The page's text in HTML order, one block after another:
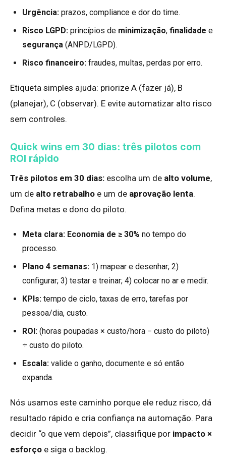
Urgência: prazos, compliance e dor do time.
Risco LGPD: princípios de minimização, finalidade e
segurança (ANPD/LGPD).
Risco financeiro: fraudes, multas, perdas por erro.
Etiqueta simples ajuda: priorize A (fazer já), B
(planejar), C (observar). E evite automatizar alto risco
sem controles.
Quick wins em 30 dias: três pilotos com
ROI rápido
Três pilotos em 30 dias: escolha um de alto volume,
um de alto retrabalho e um de aprovação lenta.
Defina metas e dono do piloto.
Meta clara: Economia de ≥ 30% no tempo do
processo.
Plano 4 semanas: 1) mapear e desenhar; 2)
configurar; 3) testar e treinar; 4) colocar no ar e medir.
KPIs: tempo de ciclo, taxas de erro, tarefas por
pessoa/dia, custo.
ROI: (horas poupadas × custo/hora − custo do piloto)
÷ custo do piloto.
Escala: valide o ganho, documente e só então
expanda.
Nós usamos este caminho porque ele reduz risco, dá
resultado rápido e cria confiança na automação. Para
decidir “o que vem depois”, classifique por impacto ×
esforço e siga o backlog.